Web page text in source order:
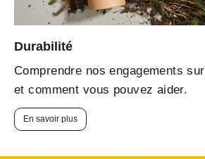
Durabilité
Comprendre nos engagements
et comment vous pouvez aider.
En savoir plus